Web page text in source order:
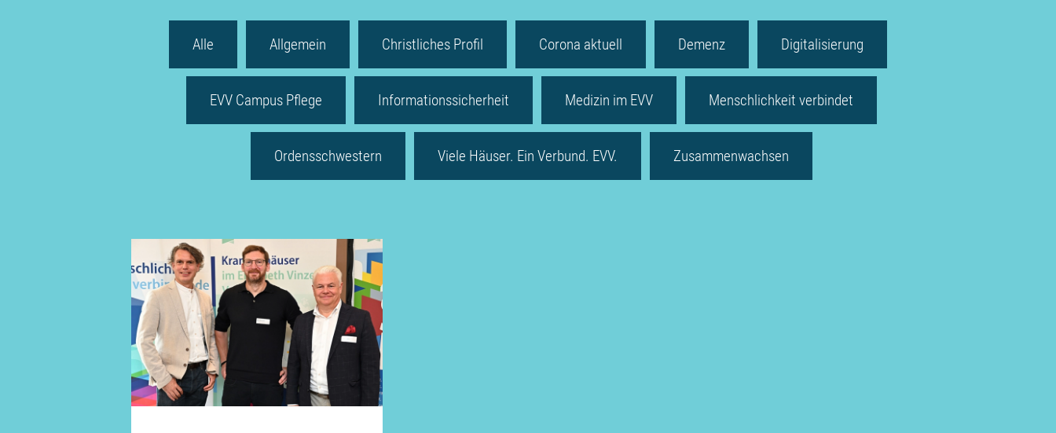
Alle Allgemein Christliches Profil Corona aktuell Demenz Digitalisierung
EVV Campus Pflege Informationssicherheit Medizin im EVV Menschlichkeit verbindet
Ordensschwestern Viele Häuser. Ein Verbund. EVV. Zusammenwachsen